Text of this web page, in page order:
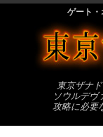
ゲート・
東京ザナ
ソウルデヴ
攻略に必要